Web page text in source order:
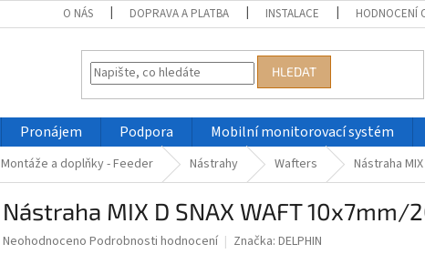
O NÁS DOPRAVA A PLATBA INSTALACE HODNOCENÍ
HLEDAT
Pronájem Podpora Mobilní monitorovací systém
Montáže a doplňky - Feeder Nástrahy Wafters Nástraha
Nástraha MIX D SNAX WAFT
Průměrné
Neohodnoceno Podrobnosti hodnocení Značka: DELPHIN